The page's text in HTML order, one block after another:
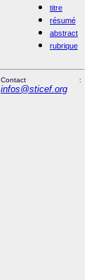
titre
résumé
abstract
rubrique
Contact :
infos@sticef.org